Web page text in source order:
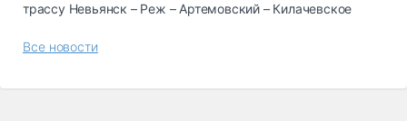
трассу Невьянск – Реж – Артемовский – Килачевское
Все новости